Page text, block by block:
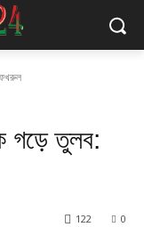
ফখরুল
গড়ে তুলব:
0
122